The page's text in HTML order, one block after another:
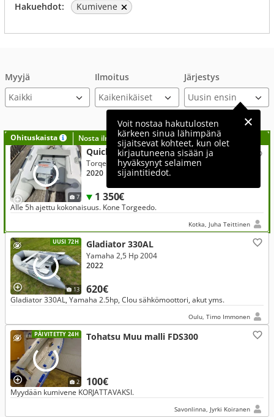
Hakuehdot: Kumivene
Myyjä Ilmoitus Järjestys
Voit nostaa hakutulosten
kärkeen sinua lähimpänä
sijaitsevat kohteet, kun olet
kirjautuneena sisään ja
hyväksynyt selaimen
sijaintitiedot.
Ohituskaista Nosta ilmoituksesi tähän?
7
Quicksilver Muu malli 240 Tendy
1 350€
Torqeedo 2 Hp 2020
2020
Alle 5h ajettu kokonaisuus. Kone Torgeedo.
Kotka, Juha Teittinen
UUSI 72H
13
Gladiator 330AL
620€
Yamaha 2,5 Hp 2004
2022
Gladiator 330AL, Yamaha 2.5hp, Clou sähkömoottori, akut yms.
Oulu, Timo Immonen
PÄIVITETTY 24H
2
Tohatsu Muu malli FDS300
100€
Myydään kumivene KORJATTAVAKSI.
Savonlinna, Jyrki Koiranen